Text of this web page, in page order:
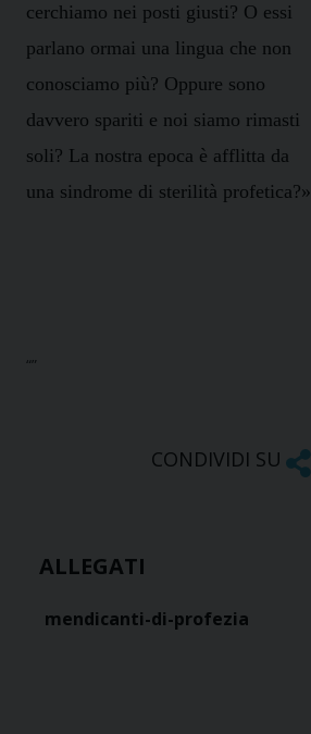
cerchiamo nei posti giusti? O essi
parlano ormai una lingua che non
conosciamo più? Oppure sono
davvero spariti e noi siamo rimasti
soli? La nostra epoca è afflitta da
una sindrome di sterilità profetica?»
“”
CONDIVIDI SU
ALLEGATI
mendicanti-di-profezia